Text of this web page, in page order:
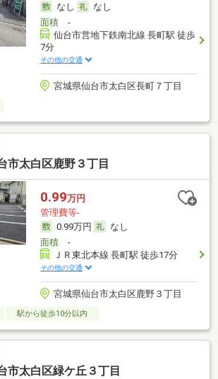
なし
なし
面積-
仙台市営地下鉄南北線 長町駅 徒歩
7分
その他の交通
宮城県仙台市太白区長町７丁目
市太白区鹿野３丁目
0.99万円
管理費等-
0.99万円
なし
面積-
ＪＲ東北本線 長町駅 徒歩17分
その他の交通
宮城県仙台市太白区鹿野３丁目
駅から徒歩10分以内
市太白区緑ケ丘３丁目